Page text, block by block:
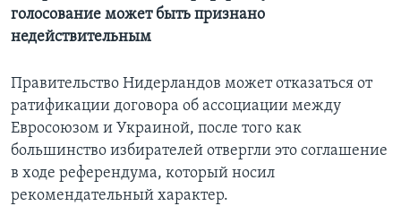
голосование может быть признано
недействительным
Правительство Нидерландов может отказаться от
ратификации договора об ассоциации между
Евросоюзом и Украиной, после того как
большинство избирателей отвергли это соглашение
в ходе референдума, который носил
рекомендательный характер.